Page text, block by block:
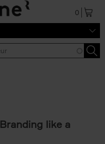
0
like a